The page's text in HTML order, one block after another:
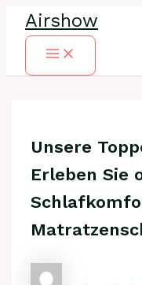
Inhalt
springen
Airshow
Main
Unsere
Erleben Sie